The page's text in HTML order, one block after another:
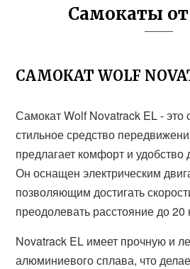
Самокаты
САМОКАТ WOLF
Самокат Wolf Novatrack EL - это
стильное средство
предлагает комфорт и удобство
Он оснащен электрическим
позволяющим достигать
преодолевать расстояние до 20
Novatrack EL имеет прочную и
алюминиевого сплава, что